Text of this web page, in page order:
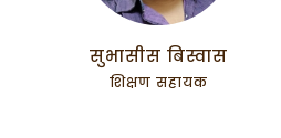
सुभासीस बिस्वास
शिक्षण सहायक